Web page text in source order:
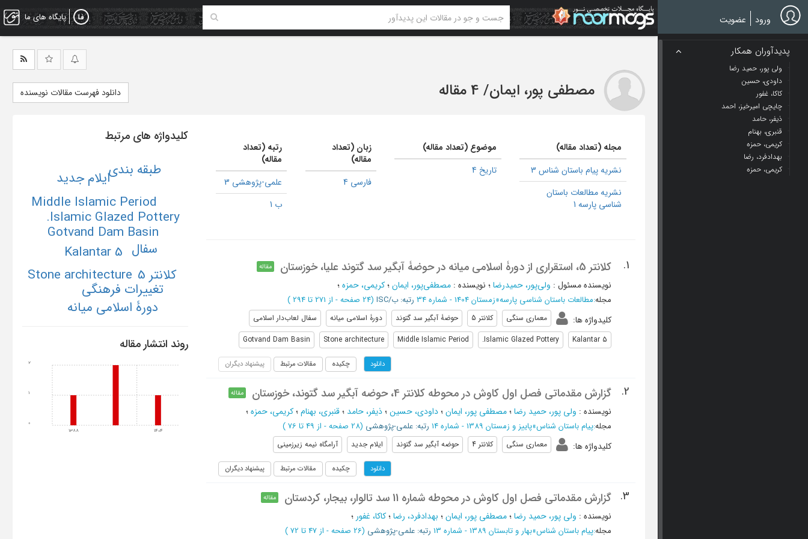
Skip
to
main
پایگاه های ما ورود عضویت
پدیدآوران همکار
ولی پور، حمید رضا
داودی، حسین
کاکا، غفور
چایچی امیرخیز، احمد
ذیفر، حامد
قنبری، بهنام
کریمی، حمزه
بهدادفرد، رضا
کریمی، حمزه
مصطفی پور، ایمان/ 4 مقاله دانلود فهرست مقالات نویسنده
مجله (تعداد مقاله)
نشریه پیام باستان شناس 3
نشریه مطالعات باستان
شناسی پارسه 1
موضوع (تعداد مقاله)
تاریخ 4
زبان (تعداد
مقاله)
فارسی 4
رتبه (تعداد
مقاله)
علمی-پژوهشی 3
ب 1
1. کلانتر 5، استقراری از دورۀ اسلامی میانه در حوضۀ آبگیر سد گتوند علیا، خوزستان مقاله
نویسنده مسئول : ولی‌پور، حمیدرضا؛ نویسنده : مصطفی‌پور، ایمان؛کریمی، حمزه؛
مجله:مطالعات باستان شناسی پارسه»زمستان 1404 - شماره 34 رتبه: ب/ISC (‎24 صفحه - از 271 تا 294 )
کلیدواژه ها: معماری سنگی کلانتر 5 حوضۀ آبگیر سد گتوند دورۀ اسلامی میانه
سفال لعاب‌دار اسلامی
Kalantar 5
Islamic Glazed Pottery.
Middle Islamic Period
Stone architecture
Gotvand Dam Basin
دانلود چکیده مقالات مرتبط پیشنهاد دیگران
2. گزارش مقدماتی فصل اول کاوش در محوطه کلانتر 4، حوضه آبگیر سد گتوند، خوزستان مقاله
نویسنده : ولی پور، حمید رضا؛مصطفی پور، ایمان؛داودی، حسین؛ذیفر، حامد ؛قنبری، بهنام؛کریمی، حمزه؛
مجله:پیام باستان شناس»پاییز و زمستان 1389 - شماره 14 رتبه: علمی-پژوهشی (‎28 صفحه - از 49 تا 76 )
کلیدواژه ها: معماری سنگی کلانتر 4 حوضه آبگیر سد گتوند ایلام جدید آرامگاه نیمه زیرزمینی
دانلود چکیده مقالات مرتبط پیشنهاد دیگران
3. گزارش مقدماتی فصل اول کاوش در محوطه شماره 11 سد تالوار، بیجار، کردستان مقاله
نویسنده : ولی پور، حمید رضا؛مصطفی پور، ایمان؛ بهدادفرد، رضا؛کاکا، غفور ؛
مجله:پیام باستان شناس»بهار و تابستان 1389 - شماره 13 رتبه: علمی-پژوهشی (‎26 صفحه - از 47 تا 72 )
کلیدواژه های مرتبط
Gotvand Dam Basin
Islamic Glazed Pottery.
Kalantar 5
Middle Islamic Period
Stone architecture
ایلام جدید
تغییرات فرهنگی
دورۀ اسلامی میانه
سفال
طبقه بندی
کلانتر 5
روند انتشار مقاله
1388 1404
0
1
2